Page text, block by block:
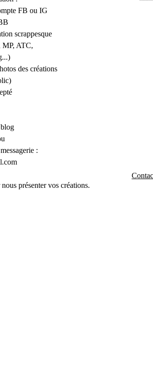
FB ou IG
scrappesque
MP, ATC,
des créations
:
présenter vos créations.